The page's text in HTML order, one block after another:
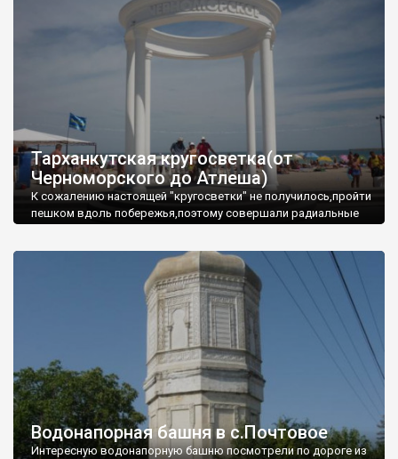
Тарханкутская кругосветка(от
Черноморского до Атлеша)
К сожалению настоящей "кругосветки" не получилось,пройти
пешком вдоль побережья,поэтому совершали радиальные
Водонапорная башня в с.Почтовое
Интересную водонапорную башню посмотрели по дороге из